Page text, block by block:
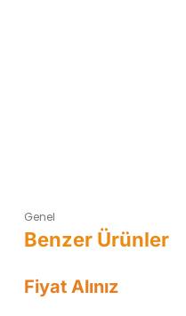
Genel
Fiyat Alınız